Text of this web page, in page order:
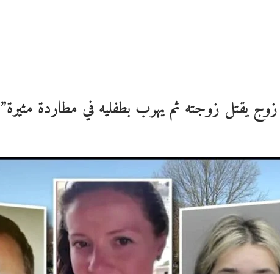
يقتل زوجته ثم يهرب بطفليه في مطاردة مثيرة”